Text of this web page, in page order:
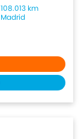
108.013 km
Madrid